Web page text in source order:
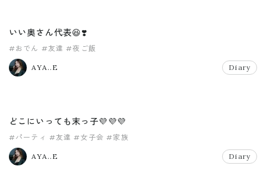
いい奥さん代表😆❣️
#おでん #友達 #夜ご飯
AYA..E Diary
どこにいっても末っ子💜💜💜
#パーティ #友達 #女子会 #家族
AYA..E Diary